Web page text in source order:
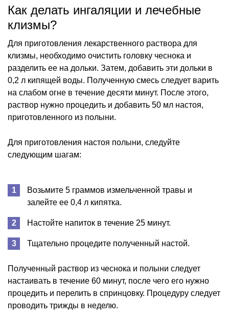
Как делать ингаляции и лечебные
клизмы?
Для приготовления лекарственного раствора для
клизмы, необходимо очистить головку чеснока и
разделить ее на дольки. Затем, добавить эти дольки в
0,2 л кипящей воды. Полученную смесь следует варить
на слабом огне в течение десяти минут. После этого,
раствор нужно процедить и добавить 50 мл настоя,
приготовленного из полыни.
Для приготовления настоя полыни, следуйте
следующим шагам:
Возьмите 5 граммов измельченной травы и
залейте ее 0,4 л кипятка.
Настойте напиток в течение 25 минут.
Тщательно процедите полученный настой.
Полученный раствор из чеснока и полыни следует
настаивать в течение 60 минут, после чего его нужно
процедить и перелить в спринцовку. Процедуру следует
проводить трижды в неделю.